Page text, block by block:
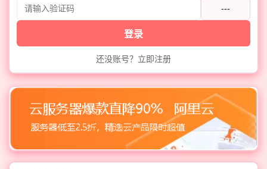
---
登录
还没账号？立即注册